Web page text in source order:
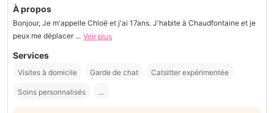
À propos
Bonjour, Je m'appelle Chloë et j'ai 17ans. J'habite à Chaudfontaine et je
peux me déplacer ... Voir plus
Services
Visites à domicile Garde de chat Catsitter expérimentée
Soins personnalisés ...